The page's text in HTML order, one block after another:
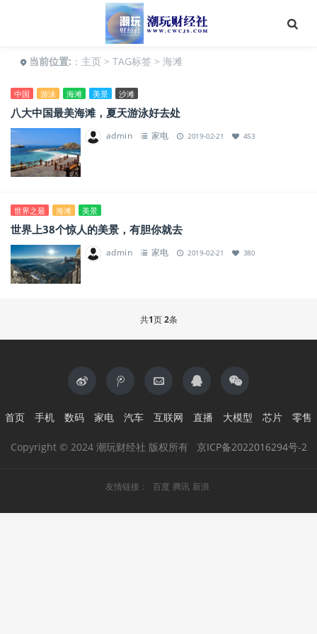
当前位置: ： 主页 > TAG标签 > 海滩
中国 游泳 海滩 美景 沙滩
八大中国最美海滩，夏天游泳好去处
admin 家电 2019-02-21 453
世界之最 海滩 美景
世界上38个惊人的美景，有胆你就去
admin 家电 2019-02-21 380
共1页2条
首页 手机 数码 家电 汽车 互联网 直播 大模型 芯片 零售
Copyright © 2024 潮玩财经社 版权所有 京ICP备2022016294号-2
友情链接： 百度 腾讯 新浪